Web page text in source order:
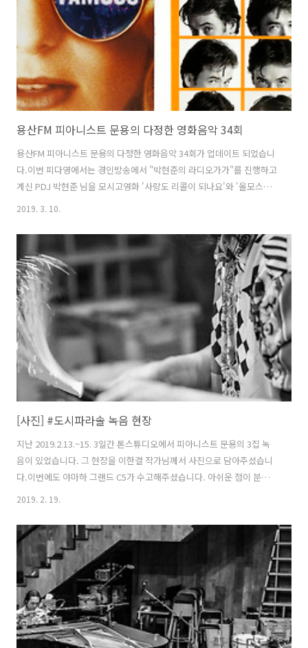
용산FM 피아니스트 문용의 다정한 영화음악 34회
용산FM 피아니스트 문용의 다정한 영화음악 34회가 업데이트 되었습니
다.이번 피다영에서는 경인방송에서 "박현준의 라디오가가"를 진행하고
계신 PDJ 박현준 님을 모시고영화 '사랑도 리콜이 되나요'와 '올모스트
댓글과 좋아요는 커다란 힘이 됩니다 :) [팟티]1부
https://www.podty.me/episode/142299452부
https://www.podty.me/episode/14229946 [팟빵]1부
http://www.podbbang.com/ch/7604?e=22808708 2부
http://www.podbbang.com/ch/7604?e=22808709
2019. 3. 10.
[사진] #도시파라솔 녹음 현장
지난 2019.2.13.~15. 3일간 톤스튜디오에서 피아니스트 문용의 3집 녹
음이 있었습니다. 그 현장을 이한결 작가님께서 사진으로 담아주셨습니
다.이번에도 야마하 그랜드 C5가 수고해주셨습니다. 아쉬운 점이 분명히
있음에도, 균일한 품질을 이유로 야마하 그랜드를 선호합니다.이번 앨범
의 100%를 끌어낸 듯합니다.덕분에 피아노를 완전히 믿고 의지하며 편
안한 마음으로 녹음할 수 있었습니다. 조율사 선생님께 감사의 뜻을 전합
니다.사실 이 피아노는 나이가 꽤 있는 피아노로 저에겐 매우 익숙합니
다.제가 안 지는 20년 가까이 되었고, 그 이전 부터 녹음실에 있었을테니
20년이 훌쩍 넘은 피아노일 것입니다.레이지본 2집 수록곡 'Lazy'와 '..
2019. 2. 19.